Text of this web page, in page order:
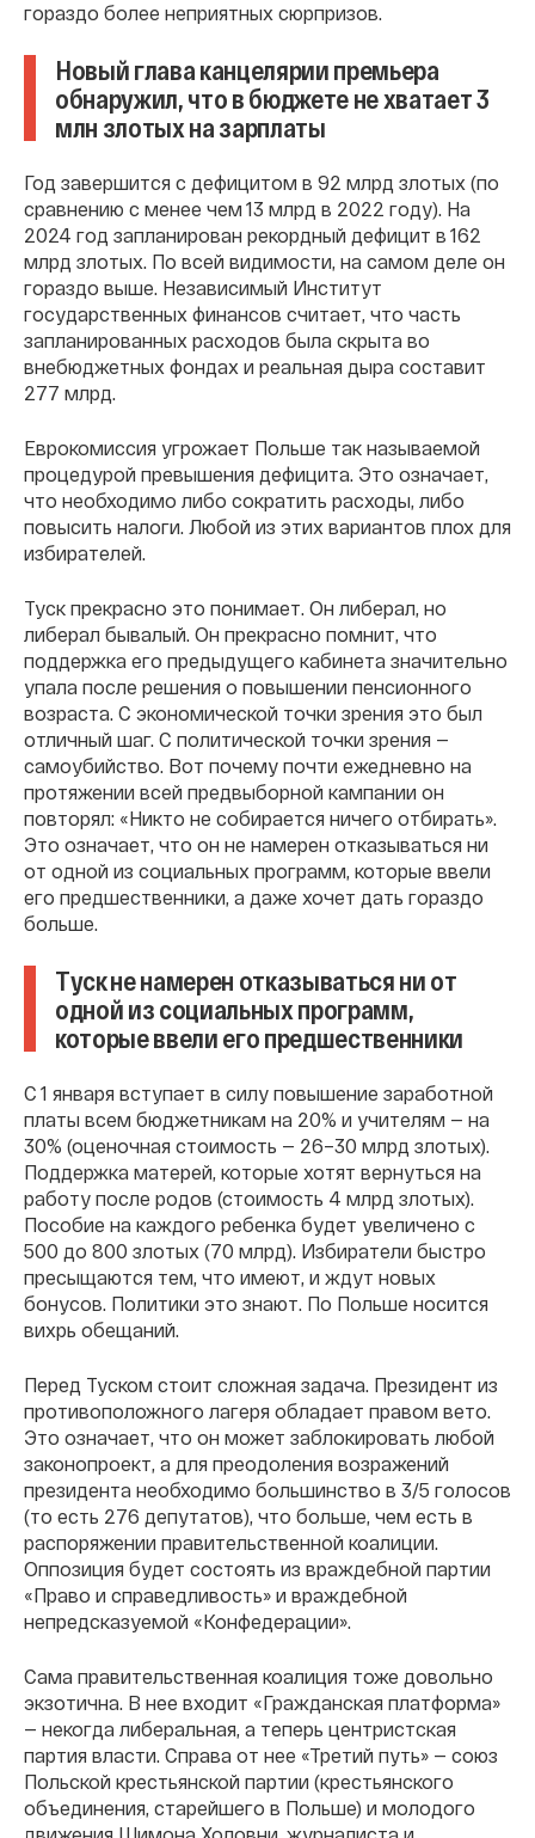
гораздо более неприятных сюрпризов.
Новый глава канцелярии премьера
обнаружил, что в бюджете не хватает 3
млн злотых на зарплаты
Год завершится с дефицитом в 92 млрд злотых (по
сравнению с менее чем 13 млрд в 2022 году). На
2024 год запланирован рекордный дефицит в 162
млрд злотых. По всей видимости, на самом деле он
гораздо выше. Независимый Институт
государственных финансов считает, что часть
запланированных расходов была скрыта во
внебюджетных фондах и реальная дыра составит
277 млрд.
Еврокомиссия угрожает Польше так называемой
процедурой превышения дефицита. Это означает,
что необходимо либо сократить расходы, либо
повысить налоги. Любой из этих вариантов плох для
избирателей.
Туск прекрасно это понимает. Он либерал, но
либерал бывалый. Он прекрасно помнит, что
поддержка его предыдущего кабинета значительно
упала после решения о повышении пенсионного
возраста. С экономической точки зрения это был
отличный шаг. С политической точки зрения —
самоубийство. Вот почему почти ежедневно на
протяжении всей предвыборной кампании он
повторял: «Никто не собирается ничего отбирать».
Это означает, что он не намерен отказываться ни
от одной из социальных программ, которые ввели
его предшественники, а даже хочет дать гораздо
больше.
Туск не намерен отказываться ни от
одной из социальных программ,
которые ввели его предшественники
С 1 января вступает в силу повышение заработной
платы всем бюджетникам на 20% и учителям — на
30% (оценочная стоимость — 26–30 млрд злотых).
Поддержка матерей, которые хотят вернуться на
работу после родов (стоимость 4 млрд злотых).
Пособие на каждого ребенка будет увеличено с
500 до 800 злотых (70 млрд). Избиратели быстро
пресыщаются тем, что имеют, и ждут новых
бонусов. Политики это знают. По Польше носится
вихрь обещаний.
Перед Туском стоит сложная задача. Президент из
противоположного лагеря обладает правом вето.
Это означает, что он может заблокировать любой
законопроект, а для преодоления возражений
президента необходимо большинство в 3/5 голосов
(то есть 276 депутатов), что больше, чем есть в
распоряжении правительственной коалиции.
Оппозиция будет состоять из враждебной партии
«Право и справедливость» и враждебной
непредсказуемой «Конфедерации».
Сама правительственная коалиция тоже довольно
экзотична. В нее входит «Гражданская платформа»
— некогда либеральная, а теперь центристская
партия власти. Справа от нее «Третий путь» — союз
Польской крестьянской партии (крестьянского
объединения, старейшего в Польше) и молодого